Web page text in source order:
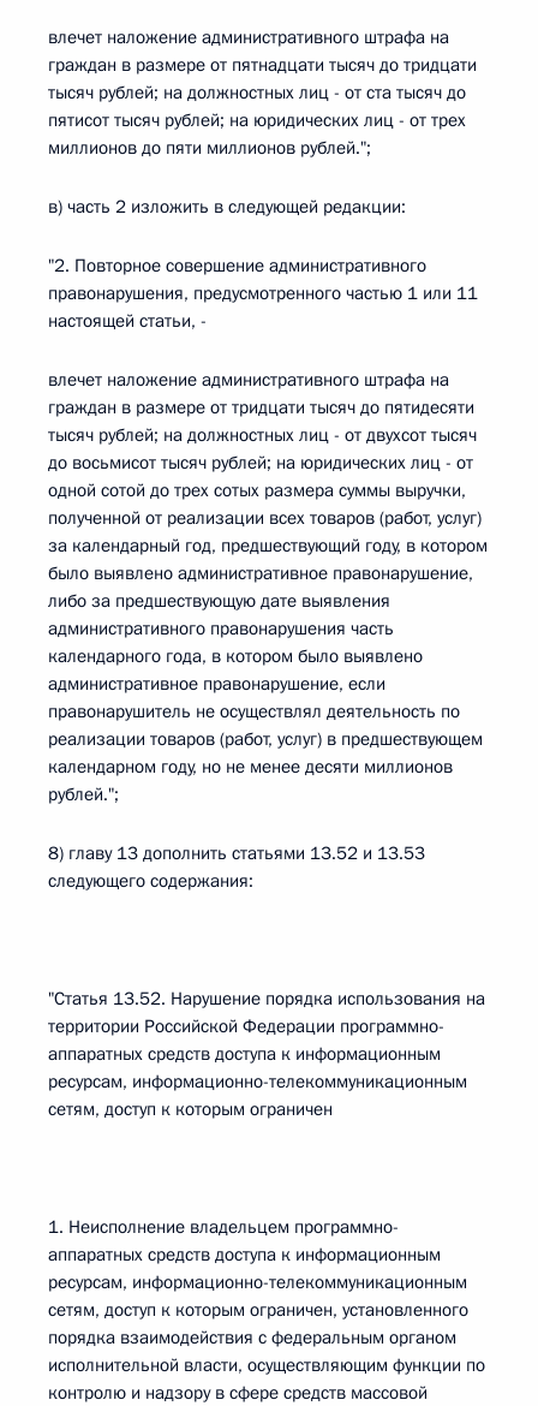
влечет наложение административного штрафа на
граждан в размере от пятнадцати тысяч до тридцати
тысяч рублей; на должностных лиц - от ста тысяч до
пятисот тысяч рублей; на юридических лиц - от трех
миллионов до пяти миллионов рублей.";
в) часть 2 изложить в следующей редакции:
"2. Повторное совершение административного
правонарушения, предусмотренного частью 1 или 11
настоящей статьи, -
влечет наложение административного штрафа на
граждан в размере от тридцати тысяч до пятидесяти
тысяч рублей; на должностных лиц - от двухсот тысяч
до восьмисот тысяч рублей; на юридических лиц - от
одной сотой до трех сотых размера суммы выручки,
полученной от реализации всех товаров (работ, услуг)
за календарный год, предшествующий году, в котором
было выявлено административное правонарушение,
либо за предшествующую дате выявления
административного правонарушения часть
календарного года, в котором было выявлено
административное правонарушение, если
правонарушитель не осуществлял деятельность по
реализации товаров (работ, услуг) в предшествующем
календарном году, но не менее десяти миллионов
рублей.";
8) главу 13 дополнить статьями 13.52 и 13.53
следующего содержания:
"Статья 13.52. Нарушение порядка использования на
территории Российской Федерации программно-
аппаратных средств доступа к информационным
ресурсам, информационно-телекоммуникационным
сетям, доступ к которым ограничен
1. Неисполнение владельцем программно-
аппаратных средств доступа к информационным
ресурсам, информационно-телекоммуникационным
сетям, доступ к которым ограничен, установленного
порядка взаимодействия с федеральным органом
исполнительной власти, осуществляющим функции по
контролю и надзору в сфере средств массовой